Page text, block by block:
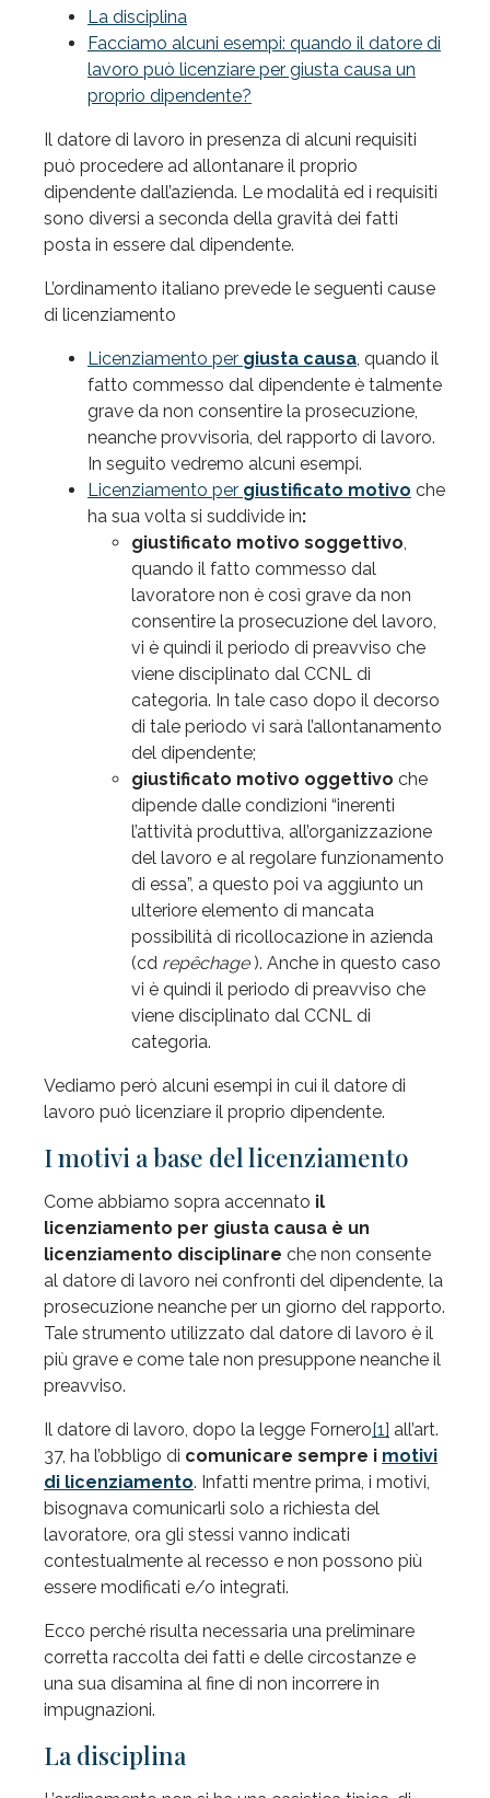
La disciplina
Facciamo alcuni esempi: quando il datore di
lavoro può licenziare per giusta causa un
proprio dipendente?
Il datore di lavoro in presenza di alcuni requisiti
può procedere ad allontanare il proprio
dipendente dall’azienda. Le modalità ed i requisiti
sono diversi a seconda della gravità dei fatti
posta in essere dal dipendente.
L’ordinamento italiano prevede le seguenti cause
di licenziamento
Licenziamento per giusta causa, quando il
fatto commesso dal dipendente è talmente
grave da non consentire la prosecuzione,
neanche provvisoria, del rapporto di lavoro.
In seguito vedremo alcuni esempi.
Licenziamento per giustificato motivo che
ha sua volta si suddivide in:
giustificato motivo soggettivo,
quando il fatto commesso dal
lavoratore non è così grave da non
consentire la prosecuzione del lavoro,
vi è quindi il periodo di preavviso che
viene disciplinato dal CCNL di
categoria. In tale caso dopo il decorso
di tale periodo vi sarà l’allontanamento
del dipendente;
giustificato motivo oggettivo che
dipende dalle condizioni “inerenti
l’attività produttiva, all’organizzazione
del lavoro e al regolare funzionamento
di essa”, a questo poi va aggiunto un
ulteriore elemento di mancata
possibilità di ricollocazione in azienda
(cd repêchage). Anche in questo caso
vi è quindi il periodo di preavviso che
viene disciplinato dal CCNL di
categoria.
Vediamo però alcuni esempi in cui il datore di
lavoro può licenziare il proprio dipendente.
I motivi a base del licenziamento
Come abbiamo sopra accennato il
licenziamento per giusta causa è un
licenziamento disciplinare che non consente
al datore di lavoro nei confronti del dipendente, la
prosecuzione neanche per un giorno del rapporto.
Tale strumento utilizzato dal datore di lavoro è il
più grave e come tale non presuppone neanche il
preavviso.
Il datore di lavoro, dopo la legge Fornero[1] all’art.
37, ha l’obbligo di comunicare sempre i motivi
di licenziamento. Infatti mentre prima, i motivi,
bisognava comunicarli solo a richiesta del
lavoratore, ora gli stessi vanno indicati
contestualmente al recesso e non possono più
essere modificati e/o integrati.
Ecco perché risulta necessaria una preliminare
corretta raccolta dei fatti e delle circostanze e
una sua disamina al fine di non incorrere in
impugnazioni.
La disciplina